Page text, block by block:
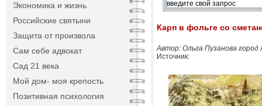
Экономика и жизнь
Российские святыни
Защита от произвола
Сам себе адвокат
Сад 21 века
Мой дом- моя крепость
Позитивная психология
Карп в фольге со
Автор: Ольга Пузанова город
Источник: